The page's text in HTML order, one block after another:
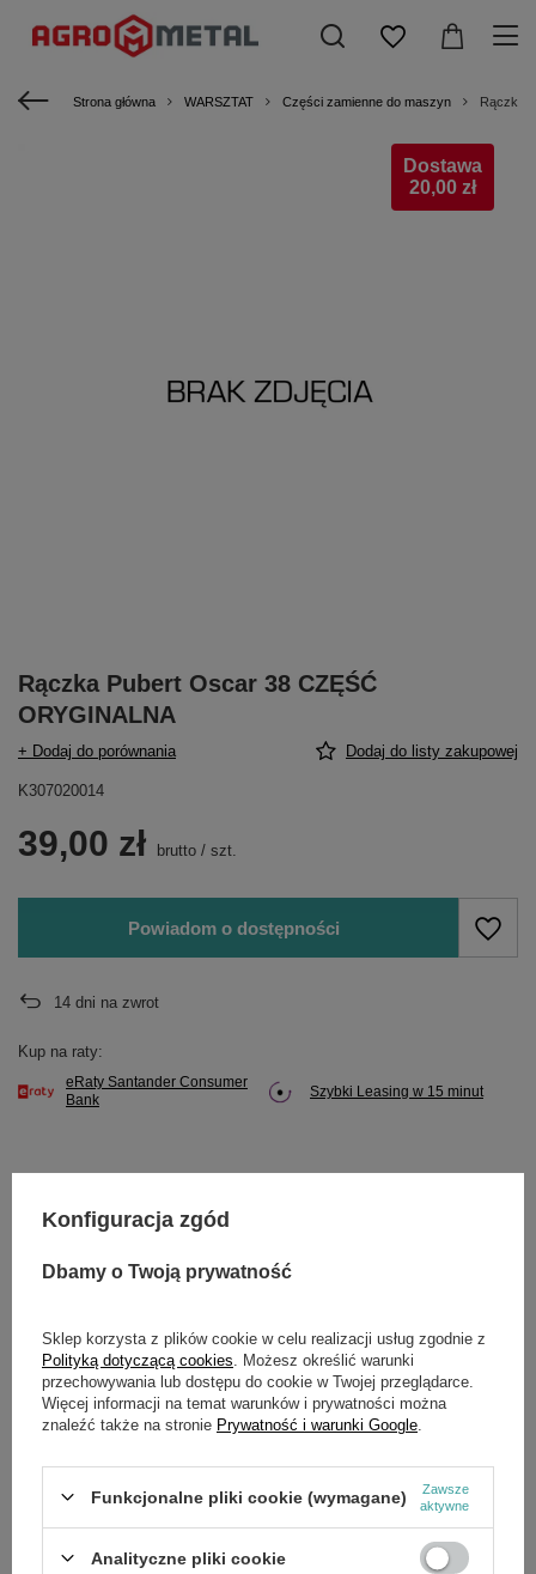
Strona główna WARSZTAT Części zamienne do maszyn Rączka
Dostawa
20,00 zł
Rączka Pubert Oscar 38 CZĘŚĆ
ORYGINALNA
+ Dodaj do porównania Dodaj do listy zakupowej
K307020014
39,00 zł brutto / szt.
Powiadom o dostępności
14 dni na zwrot
Kup na raty:
eRaty Santander Consumer
Bank
Szybki Leasing w 15 minut
Potrzebujesz pomocy? Masz pytania?
Zadaj pytanie a my odpowiemy niezwłocznie,
najciekawsze pytania i odpowiedzi publikując
OPIS
SZCZEGÓŁOWE DANE
Konfiguracja zgód
Dbamy o Twoją prywatność
Sklep korzysta z plików cookie w celu realizacji usług zgodnie z
Polityką dotyczącą cookies . Możesz określić warunki
przechowywania lub dostępu do cookie w Twojej przeglądarce.
Więcej informacji na temat warunków i prywatności można
znaleźć także na stronie Prywatność i warunki Google
Funkcjonalne pliki cookie (wymagane)
Zawsze
aktywne
Analityczne pliki cookie